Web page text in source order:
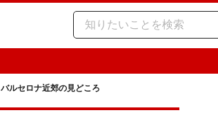
バルセロナ近郊の見どころ